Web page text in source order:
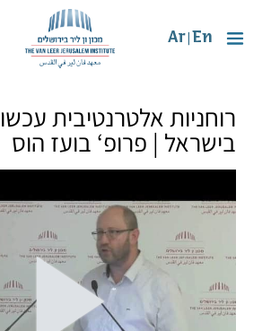
En
Ar
רוחניות אלטרנטיבית
בישראל | פרופ‘ בועז הוס